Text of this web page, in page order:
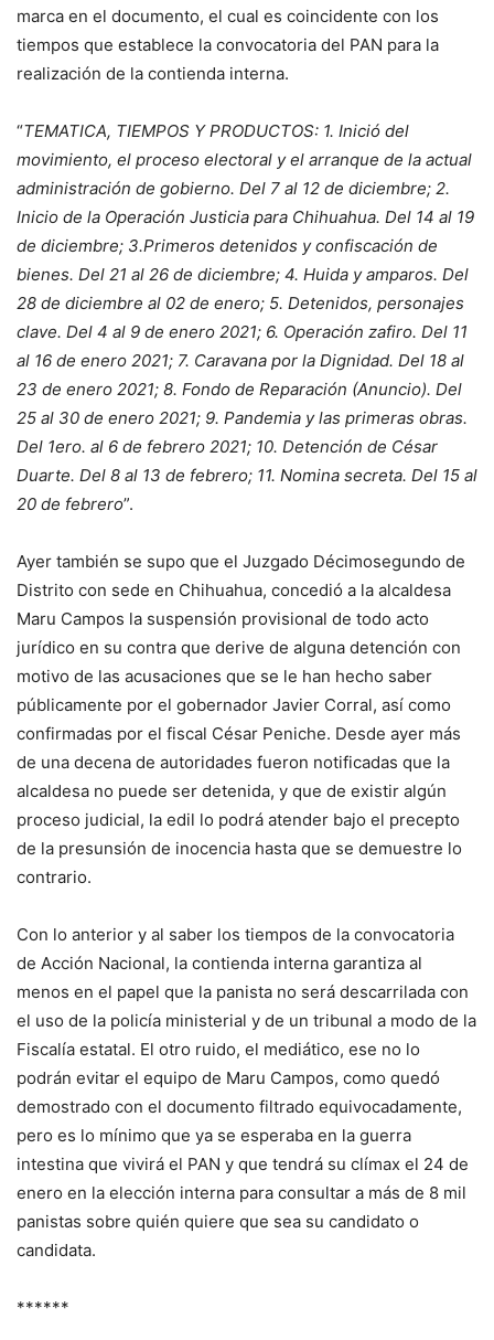
marca en el documento, el cual es coincidente con los
tiempos que establece la convocatoria del PAN para la
realización de la contienda interna.
“TEMATICA, TIEMPOS Y PRODUCTOS: 1. Inició del
movimiento, el proceso electoral y el arranque de la actual
administración de gobierno. Del 7 al 12 de diciembre; 2.
Inicio de la Operación Justicia para Chihuahua. Del 14 al 19
de diciembre; 3.Primeros detenidos y confiscación de
bienes. Del 21 al 26 de diciembre; 4. Huida y amparos. Del
28 de diciembre al 02 de enero; 5. Detenidos, personajes
clave. Del 4 al 9 de enero 2021; 6. Operación zafiro. Del 11
al 16 de enero 2021; 7. Caravana por la Dignidad. Del 18 al
23 de enero 2021; 8. Fondo de Reparación (Anuncio). Del
25 al 30 de enero 2021; 9. Pandemia y las primeras obras.
Del 1ero. al 6 de febrero 2021; 10. Detención de César
Duarte. Del 8 al 13 de febrero; 11. Nomina secreta. Del 15 al
20 de febrero”.
Ayer también se supo que el Juzgado Décimosegundo de
Distrito con sede en Chihuahua, concedió a la alcaldesa
Maru Campos la suspensión provisional de todo acto
jurídico en su contra que derive de alguna detención con
motivo de las acusaciones que se le han hecho saber
públicamente por el gobernador Javier Corral, así como
confirmadas por el fiscal César Peniche. Desde ayer más
de una decena de autoridades fueron notificadas que la
alcaldesa no puede ser detenida, y que de existir algún
proceso judicial, la edil lo podrá atender bajo el precepto
de la presunsión de inocencia hasta que se demuestre lo
contrario.
Con lo anterior y al saber los tiempos de la convocatoria
de Acción Nacional, la contienda interna garantiza al
menos en el papel que la panista no será descarrilada con
el uso de la policía ministerial y de un tribunal a modo de la
Fiscalía estatal. El otro ruido, el mediático, ese no lo
podrán evitar el equipo de Maru Campos, como quedó
demostrado con el documento filtrado equivocadamente,
pero es lo mínimo que ya se esperaba en la guerra
intestina que vivirá el PAN y que tendrá su clímax el 24 de
enero en la elección interna para consultar a más de 8 mil
panistas sobre quién quiere que sea su candidato o
candidata.
******